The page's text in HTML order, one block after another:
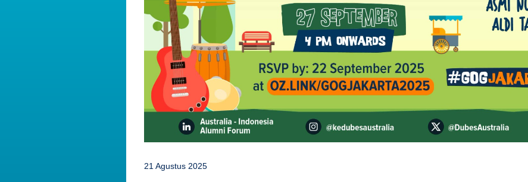
21 Agustus 2025